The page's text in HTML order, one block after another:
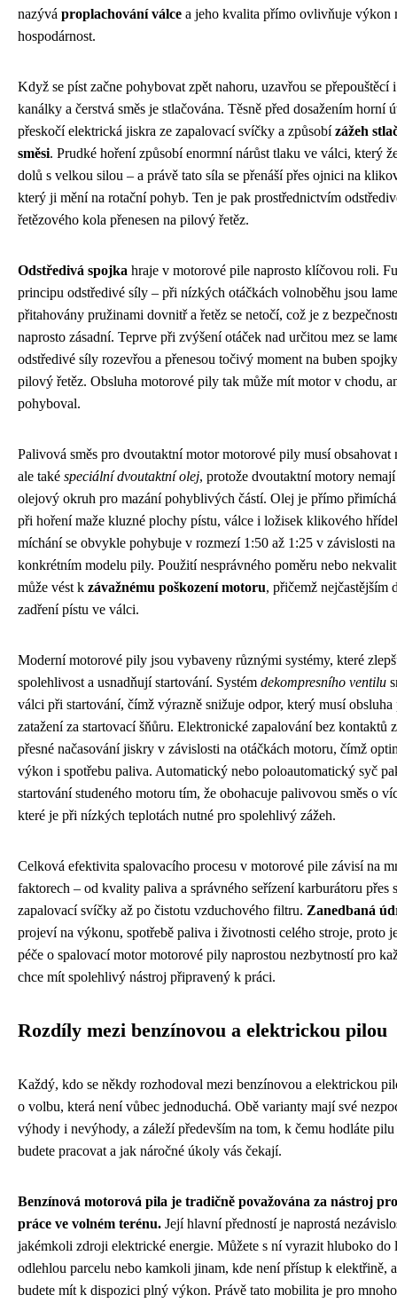
nazývá proplachování válce a jeho kvalita přímo ovlivňuje výkon
hospodárnost.
Když se píst začne pohybovat zpět nahoru, uzavřou se přepouštěcí
kanálky a čerstvá směs je stlačována. Těsně před dosažením horní
přeskočí elektrická jiskra ze zapalovací svíčky a způsobízážeh
směsi. Prudké hoření způsobí enormní nárůst tlaku ve válci, který
dolů s velkou silou – a právě tato síla se přenáší přes ojnici na
který ji mění na rotační pohyb. Ten je pak prostřednictvím
řetězového kola přenesen na pilový řetěz.
Odstředivá spojka hraje v motorové pile naprosto klíčovou roli.
principu odstředivé síly – při nízkých otáčkách volnoběhu jsou
přitahovány pružinami dovnitř a řetěz se netočí, což je z
naprosto zásadní. Teprve při zvýšení otáček nad určitou mez se
odstředivé síly rozevřou a přenesou točivý moment na buben
pilový řetěz. Obsluha motorové pily tak může mít motor v chodu,
pohyboval.
Palivová směs pro dvoutaktní motor motorové pily musí obsahovat
ale také speciální dvoutaktní olej, protože dvoutaktní motory nemají
olejový okruh pro mazání pohyblivých částí. Olej je přímo
při hoření maže kluzné plochy pístu, válce i ložisek klikového
míchání se obvykle pohybuje v rozmezí 1:50 až 1:25 v závislosti
konkrétním modelu pily. Použití nesprávného poměru nebo
může vést k závažnému poškození motoru, přičemž nejčastějším
zadření pístu ve válci.
Moderní motorové pily jsou vybaveny různými systémy, které
spolehlivost a usnadňují startování. Systém dekompresního ventilu
válci při startování, čímž výrazně snižuje odpor, který musí obsluha
zatažení za startovací šňůru. Elektronické zapalování bez kontaktů
přesné načasování jiskry v závislosti na otáčkách motoru, čímž
výkon i spotřebu paliva. Automatický nebo poloautomatický syč
startování studeného motoru tím, že obohacuje palivovou směs o
které je při nízkých teplotách nutné pro spolehlivý zážeh.
Celková efektivita spalovacího procesu v motorové pile závisí na
faktorech – od kvality paliva a správného seřízení karburátoru přes
zapalovací svíčky až po čistotu vzduchového filtru. Zanedbaná
projeví na výkonu, spotřebě paliva i životnosti celého stroje, proto
péče o spalovací motor motorové pily naprostou nezbytností pro
chce mít spolehlivý nástroj připravený k práci.
Rozdíly mezi benzínovou a elektrickou pilou
Každý, kdo se někdy rozhodoval mezi benzínovou a elektrickou
o volbu, která není vůbec jednoduchá. Obě varianty mají své
výhody i nevýhody, a záleží především na tom, k čemu hodláte
budete pracovat a jak náročné úkoly vás čekají.
Benzínová motorová pila je tradičně považována za nástroj
práce ve volném terénu. Její hlavní předností je naprostá
jakémkoli zdroji elektrické energie. Můžete s ní vyrazit hluboko do
odlehlou parcelu nebo kamkoli jinam, kde není přístup k elektřině,
budete mít k dispozici plný výkon. Právě tato mobilita je pro mnoho